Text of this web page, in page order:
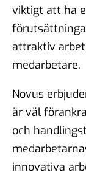
viktigt att ha
attraktiv
medarbetare.
Novus
är väl
och
innovativa